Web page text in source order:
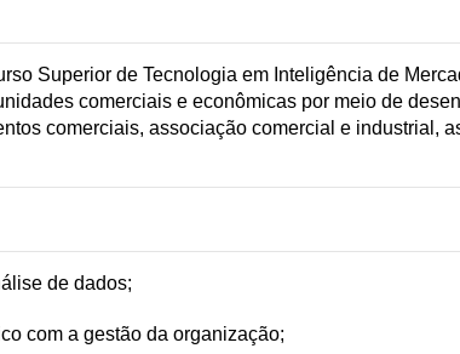
Superior de Tecnologia em Inteligência de
comerciais e econômicas por meio de
comerciais, associação comercial e industrial,
de dados;
com a gestão da organização;